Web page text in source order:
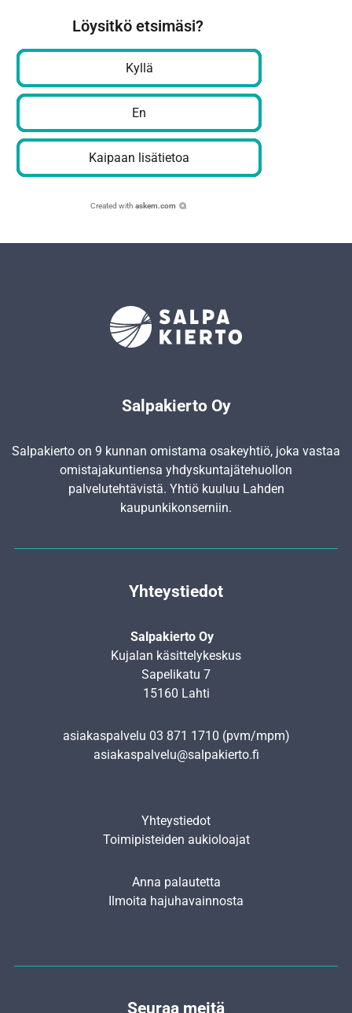
Löysitkö etsimäsi?
Kyllä
En
Kaipaan lisätietoa
Created with askem.com
Salpakierto Oy
Salpakierto on 9 kunnan omistama osakeyhtiö, joka vastaa
omistajakuntiensa yhdyskunta­jätehuollon
palvelutehtävistä. Yhtiö kuuluu Lahden
kaupunkikonserniin.
Yhteystiedot
Salpakierto Oy
Kujalan käsittelykeskus
Sapelikatu 7
15160 Lahti
asiakaspalvelu 03 871 1710 (pvm/mpm)
asiakaspalvelu@salpakierto.fi
Yhteystiedot
Toimipisteiden aukioloajat
Anna palautetta
Ilmoita hajuhavainnosta
Seuraa meitä